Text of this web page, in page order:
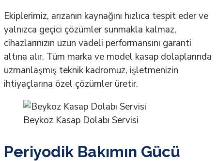
Ekiplerimiz, arızanın kaynağını hızlıca tespit eder ve
yalnızca geçici çözümler sunmakla kalmaz,
cihazlarınızın uzun vadeli performansını garanti
altına alır. Tüm marka ve model kasap dolaplarında
uzmanlaşmış teknik kadromuz, işletmenizin
ihtiyaçlarına özel çözümler üretir.
Beykoz Kasap Dolabı Servisi
Periyodik Bakımın Gücü